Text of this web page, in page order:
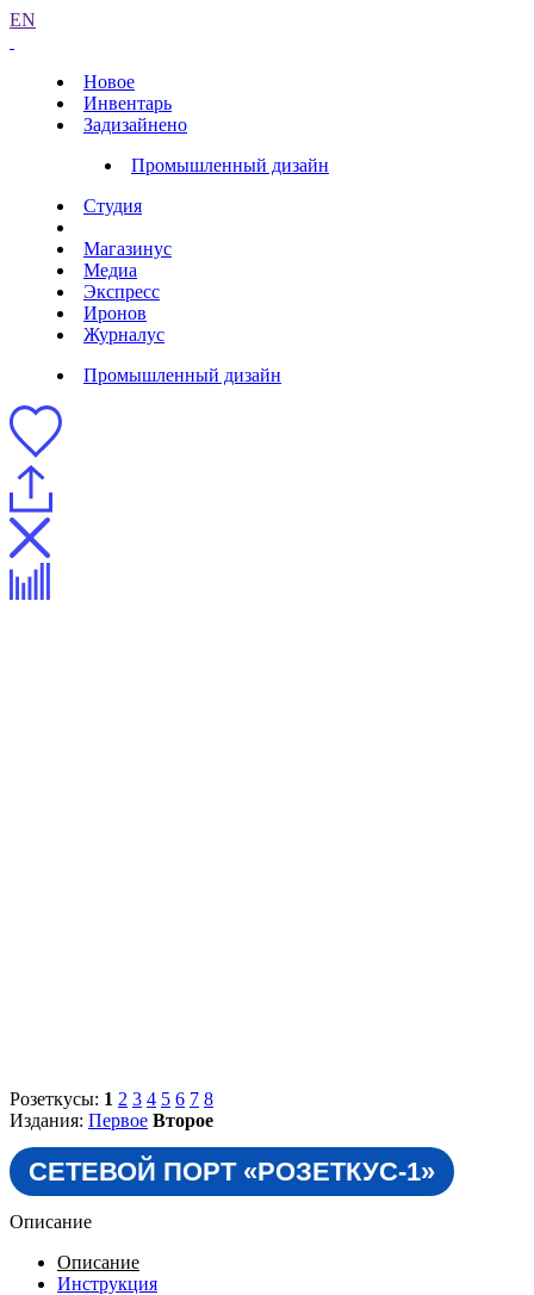
EN
Новое
Инвентарь
Задизайнено
Промышленный дизайн
Студия
Магазинус
Медиа
Экспресс
Иронов
Журналус
Промышленный дизайн
Розеткусы: 1 2 3 4 5 6 7 8
Издания: Первое Второе
СЕТЕВОЙ ПОРТ «РОЗЕТКУС-1»
Описание
Описание
Инструкция